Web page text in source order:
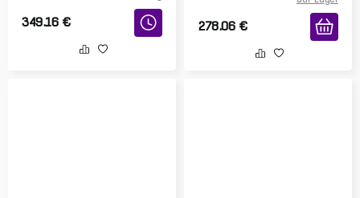
349.16 € 278.06 €